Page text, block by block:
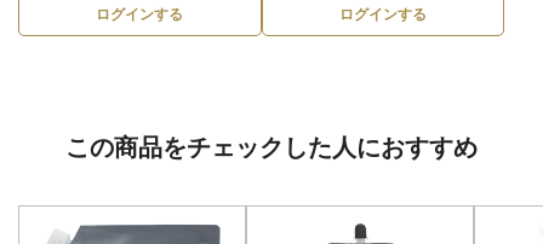
ログインする ログインする
この商品をチェックした人におすすめ